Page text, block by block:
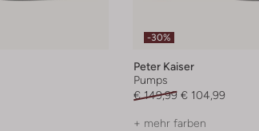
-30%
Peter Kaiser
Pumps
€ 149,99 € 104,99
+ mehr farben